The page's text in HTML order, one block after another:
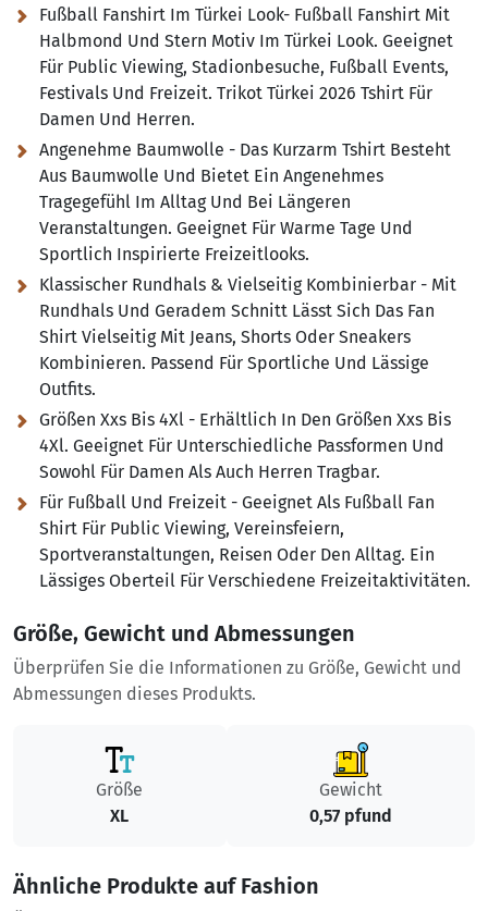
Fußball Fanshirt Im Türkei Look- Fußball Fanshirt Mit
Halbmond Und Stern Motiv Im Türkei Look. Geeignet
Für Public Viewing, Stadionbesuche, Fußball Events,
Festivals Und Freizeit. Trikot Türkei 2026 Tshirt Für
Damen Und Herren.
Angenehme Baumwolle - Das Kurzarm Tshirt Besteht
Aus Baumwolle Und Bietet Ein Angenehmes
Tragegefühl Im Alltag Und Bei Längeren
Veranstaltungen. Geeignet Für Warme Tage Und
Sportlich Inspirierte Freizeitlooks.
Klassischer Rundhals & Vielseitig Kombinierbar - Mit
Rundhals Und Geradem Schnitt Lässt Sich Das Fan
Shirt Vielseitig Mit Jeans, Shorts Oder Sneakers
Kombinieren. Passend Für Sportliche Und Lässige
Outfits.
Größen Xxs Bis 4Xl - Erhältlich In Den Größen Xxs Bis
4Xl. Geeignet Für Unterschiedliche Passformen Und
Sowohl Für Damen Als Auch Herren Tragbar.
Für Fußball Und Freizeit - Geeignet Als Fußball Fan
Shirt Für Public Viewing, Vereinsfeiern,
Sportveranstaltungen, Reisen Oder Den Alltag. Ein
Lässiges Oberteil Für Verschiedene Freizeitaktivitäten.
Größe, Gewicht und Abmessungen
Überprüfen Sie die Informationen zu Größe, Gewicht und
Abmessungen dieses Produkts.
Größe
XL
Gewicht
0,57 pfund
Ähnliche Produkte auf Fashion